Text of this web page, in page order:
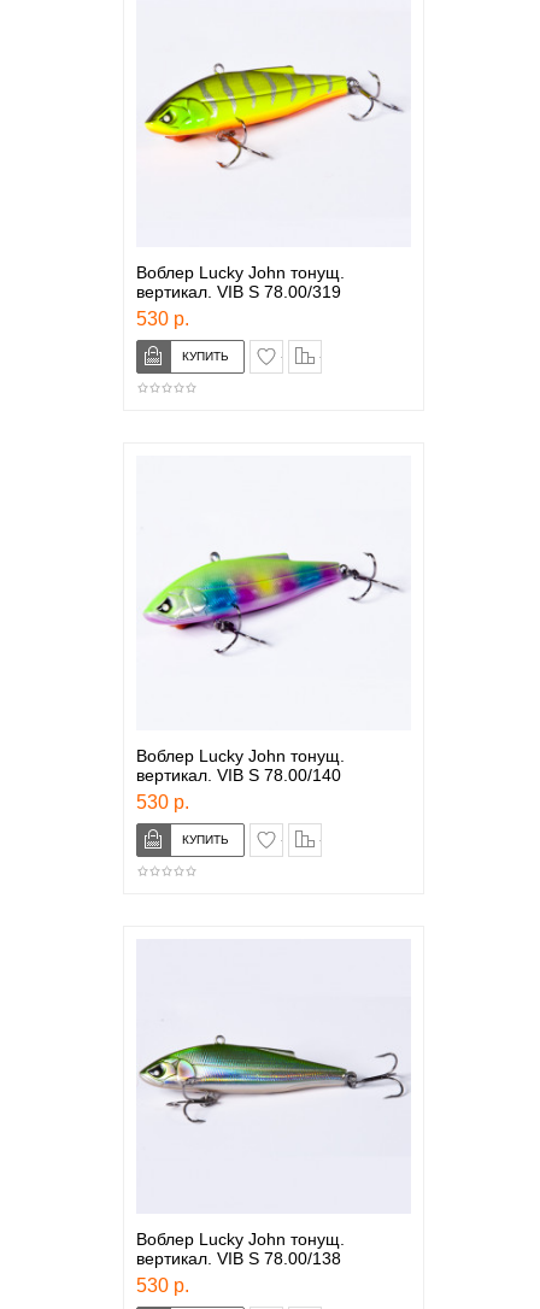
Воблер Lucky John тонущ.
вертикал. VIB S 78.00/319
530 р.
в закладки
Воблер Lucky John тонущ.
вертикал. VIB S 78.00/140
530 р.
в закладки
Воблер Lucky John тонущ.
вертикал. VIB S 78.00/138
530 р.